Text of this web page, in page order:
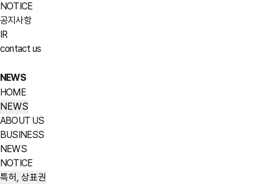
NOTICE
공지사항
IR
contact us
NEWS
HOME
NEWS
ABOUT US
BUSINESS
NEWS
NOTICE
특허, 상표권